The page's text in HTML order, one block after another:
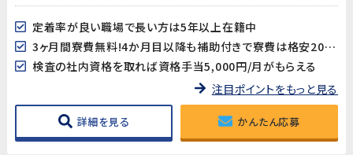
定着率が良い職場で長い方は5年以上在籍中
3ヶ月間寮費無料!4か月目以降も補助付きで寮費は格安20,000円♪
検査の社内資格を取れば資格手当5,000円/月がもらえる
注目ポイントをもっと見る
詳細を見る かんたん応募